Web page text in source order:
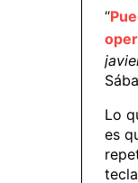
“
Lo
es